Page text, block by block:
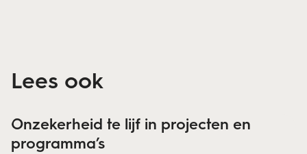
Lees ook
Onzekerheid te lijf in projecten en
programma’s